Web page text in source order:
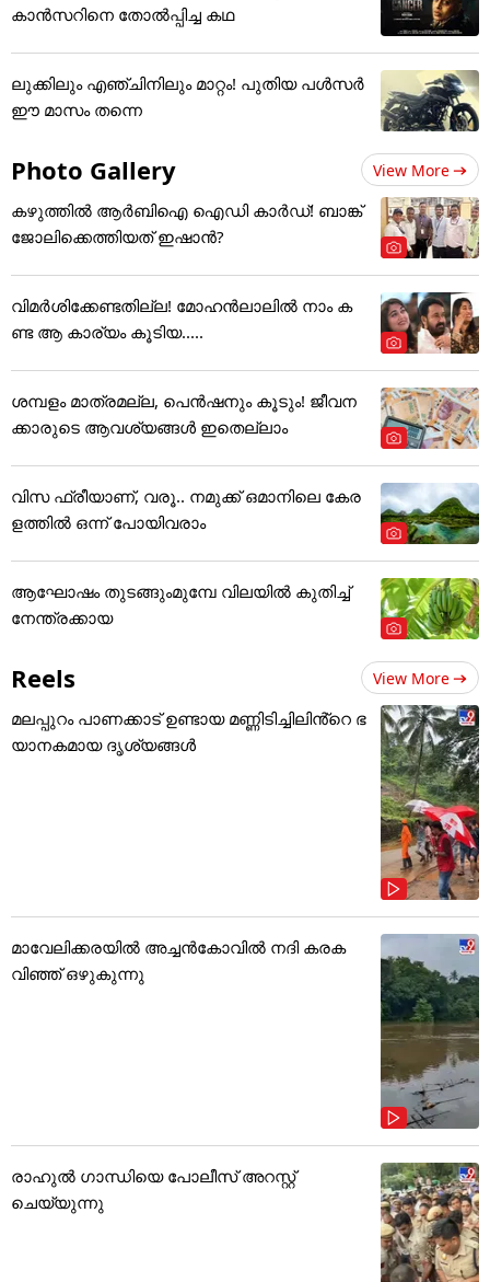
കാന്‍സറിനെ തോൽപ്പിച്ച കഥ
ലുക്കിലും എഞ്ചിനിലും മാറ്റം! പുതിയ പൾസർ
ഈ മാസം തന്നെ
Photo Gallery View More
കഴുത്തില്‍ ആര്‍ബിഐ ഐഡി കാര്‍ഡ്! ബാങ്ക്
ജോലിക്കെത്തിയത് ഇഷാന്‍?
വിമർശിക്കേണ്ടതില്ല! മോഹൻലാലിൽ നാം ക
ണ്ട ആ കാര്യം കൂടിയ.....
ശമ്പളം മാത്രമല്ല, പെൻഷനും കൂടും! ജീവന
ക്കാരുടെ ആവശ്യങ്ങൾ ഇതെല്ലാം
വിസ ഫ്രീയാണ്, വരൂ.. നമുക്ക് ഒമാനിലെ കേര
ളത്തിൽ ഒന്ന് പോയിവരാം
ആഘോഷം തുടങ്ങുംമുമ്പേ വിലയില്‍ കുതിച്ച്
നേന്ത്രക്കായ
Reels View More
മലപ്പുറം പാണക്കാട് ഉണ്ടായ മണ്ണിടിച്ചിലിൻ്റെ ഭ
യാനകമായ ദൃശ്യങ്ങൾ
മാവേലിക്കരയിൽ അച്ചൻകോവിൽ നദി കരക
വിഞ്ഞ് ഒഴുകുന്നു
രാഹുൽ ഗാന്ധിയെ പോലീസ് അറസ്റ്റ്
ചെയ്യുന്നു